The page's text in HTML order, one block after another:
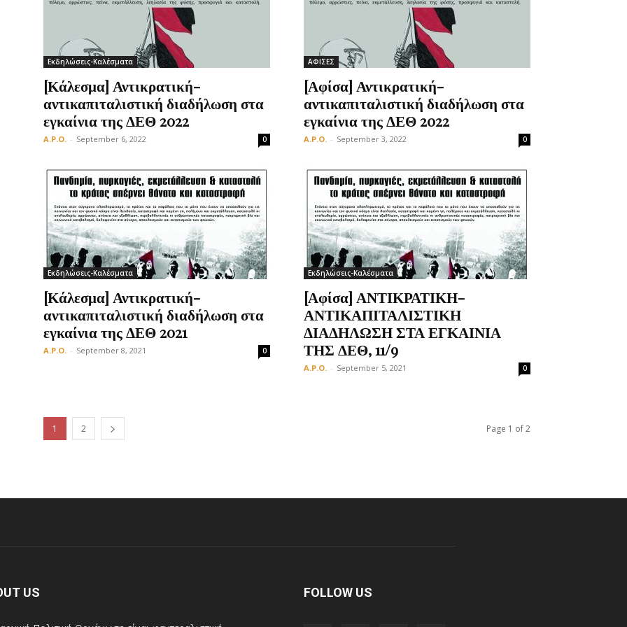
Εκδηλώσεις-Καλέσματα
[Κάλεσμα] Αντικρατική-
αντικαπιταλιστική διαδήλωση στα
εγκαίνια της ΔΕΘ 2022
A.P.O. - September 6, 2022 0
ΑΦΙΣΕΣ
[Αφίσα] Αντικρατική-
αντικαπιταλιστική διαδήλωση στα
εγκαίνια της ΔΕΘ 2022
A.P.O. - September 3, 2022 0
Εκδηλώσεις-Καλέσματα
[Κάλεσμα] Αντικρατική-
αντικαπιταλιστική διαδήλωση στα
εγκαίνια της ΔΕΘ 2021
A.P.O. - September 8, 2021 0
Εκδηλώσεις-Καλέσματα
[Αφίσα] ΑΝΤΙΚΡΑΤΙΚΗ-
ΑΝΤΙΚΑΠΙΤΑΛΙΣΤΙΚΗ
ΔΙΑΔΗΛΩΣΗ ΣΤΑ ΕΓΚΑΙΝΙΑ
ΤΗΣ ΔΕΘ, 11/9
A.P.O. - September 5, 2021 0
1 2 Page 1 of 2
US FOLLOW US